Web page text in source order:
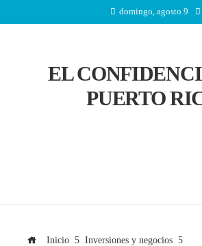
domingo, agosto 9
EL
PUERTO
Inicio
Inversiones y negocios